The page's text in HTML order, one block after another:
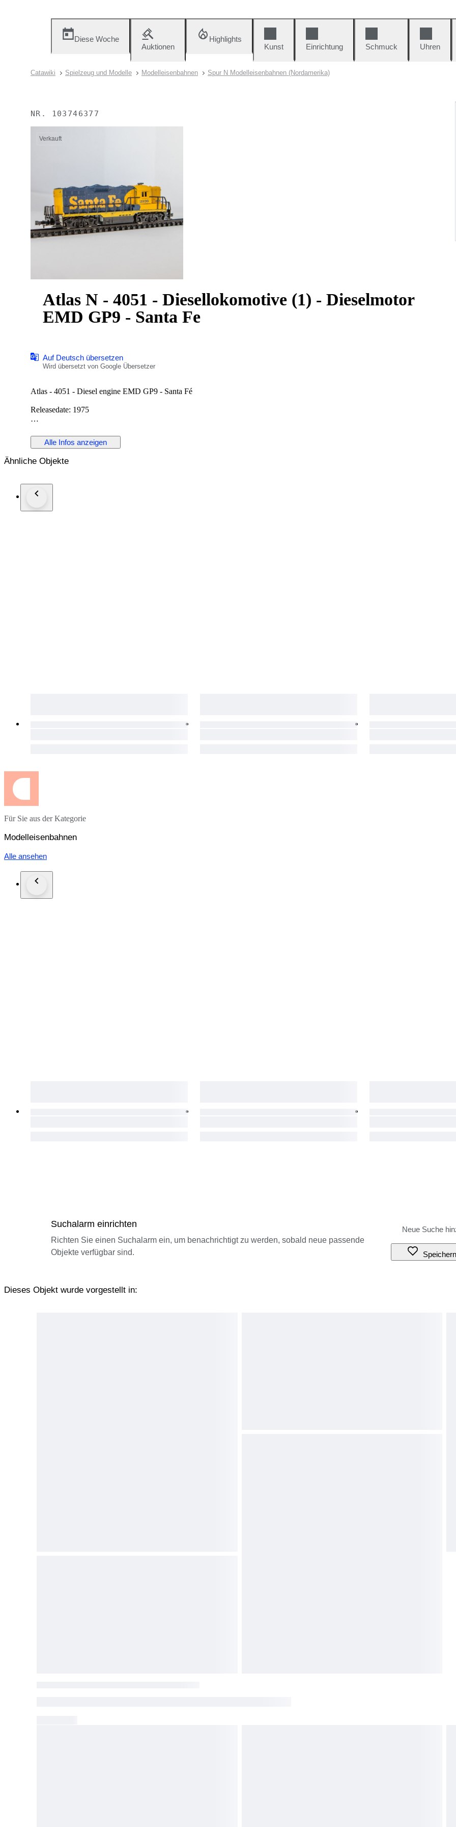
Diese Woche
Auktionen
Highlights
Kunst
Einrichtung Schmuck Uhren
Catawiki Spielzeug und Modelle Modelleisenbahnen Spur N Modelleisenbahnen (Nordamerika)
NR. 103746377
Verkauft
Atlas N - 4051 - Diesellokomotive (1) - Dieselmotor
EMD GP9 - Santa Fe
Auf Deutsch übersetzen
Wird übersetzt von Google Übersetzer
Atlas - 4051 - Diesel engine EMD GP9 - Santa Fé
Releasedate: 1975
Locomotief is getest en werkt.
Alle Infos anzeigen
Ähnliche Objekte
Für Sie aus der Kategorie
Modelleisenbahnen
Alle ansehen
Suchalarm einrichten
Richten Sie einen Suchalarm ein, um benachrichtigt zu werden, sobald neue passende
Objekte verfügbar sind.
Speichern
Dieses Objekt wurde vorgestellt in: